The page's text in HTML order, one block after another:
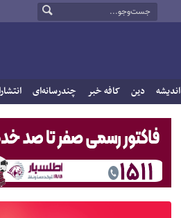
اندیشه دین کافه خبر چندرسانه‌ای